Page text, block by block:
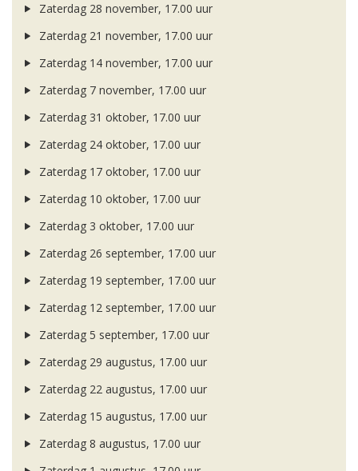
Zaterdag 28 november, 17.00 uur
Zaterdag 21 november, 17.00 uur
Zaterdag 14 november, 17.00 uur
Zaterdag 7 november, 17.00 uur
Zaterdag 31 oktober, 17.00 uur
Zaterdag 24 oktober, 17.00 uur
Zaterdag 17 oktober, 17.00 uur
Zaterdag 10 oktober, 17.00 uur
Zaterdag 3 oktober, 17.00 uur
Zaterdag 26 september, 17.00 uur
Zaterdag 19 september, 17.00 uur
Zaterdag 12 september, 17.00 uur
Zaterdag 5 september, 17.00 uur
Zaterdag 29 augustus, 17.00 uur
Zaterdag 22 augustus, 17.00 uur
Zaterdag 15 augustus, 17.00 uur
Zaterdag 8 augustus, 17.00 uur